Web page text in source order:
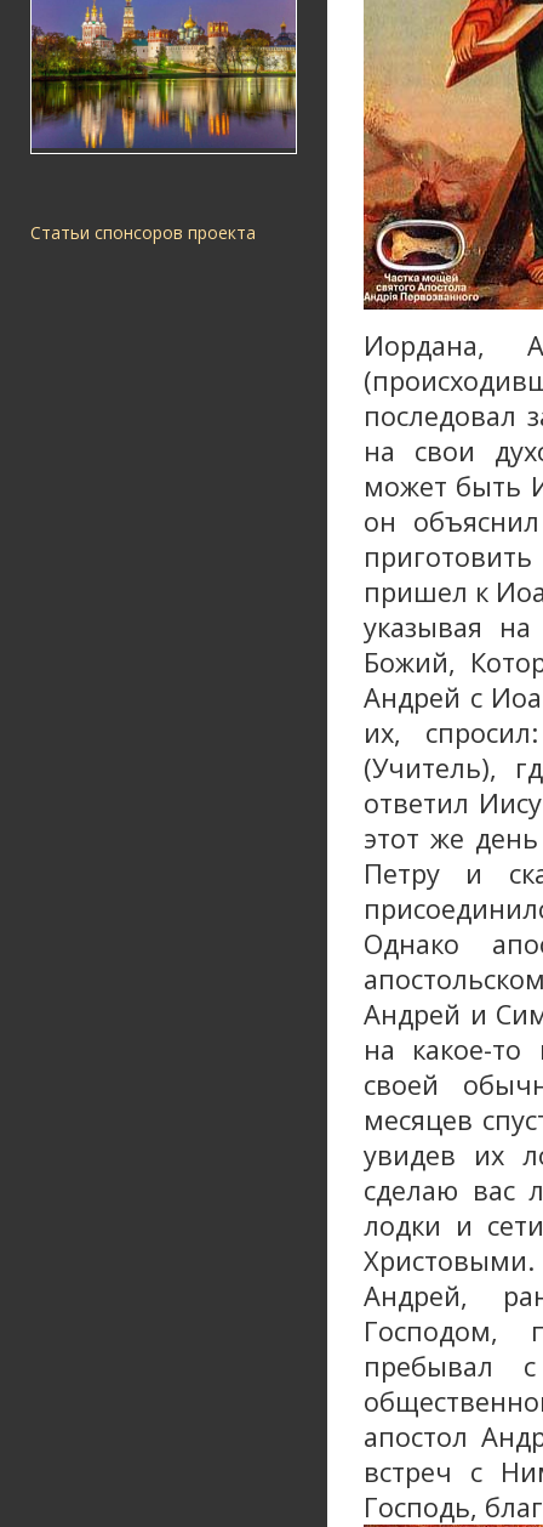
Статьи спонсоров проекта
Иордана,
последовал
на свои
может быть
он
пришел к
указывая
Божий,
Андрей с
их,
(Учитель),
ответил
этот же
Петру и
Однако
Андрей и
на какое-
своей
месяцев
увидев их
сделаю вас
лодки и
Христовыми.
Андрей,
Господом,
пребывал
апостол
встреч с
Господь,